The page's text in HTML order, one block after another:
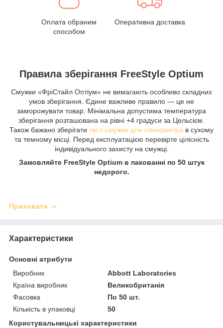
Оплата обраним
способом
Оперативна доставка
Правила зберігання FreeStyle Optium
Смужки «ФріСтайл Оптіум» не вимагають особливо складних
умов зберігання. Єдине важливе правило — це не
заморожувати товар. Мінімальна допустима температура
зберігання розташована на рівні +4 градуси за Цельсієм.
Також бажано зберігати тест-смужки для глюкометра в сухому
та темному місці. Перед експлуатацією перевірте цілісність
індивідуального захисту на смужці.
Замовляйте FreeStyle Optium в пакованні по 50 штук
недорого.
Приховати
Характеристики
Основні атрибути
Виробник
Abbott Laboratories
Країна виробник
Великобританія
Фасовка
По 50 шт.
Кількість в упаковці
50
Користувальницькі характеристики